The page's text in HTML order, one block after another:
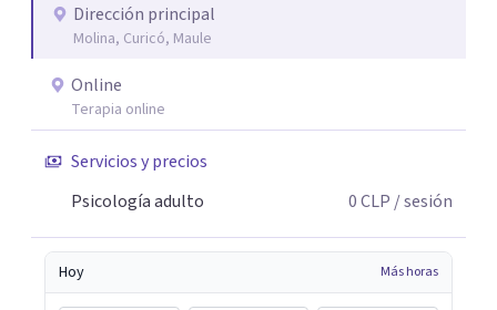
honor acompañarte.
Dirección principal
Molina, Curicó, Maule
Online
Terapia online
Servicios y precios
Psicología adulto
0CLP / sesión
Hoy Más horas